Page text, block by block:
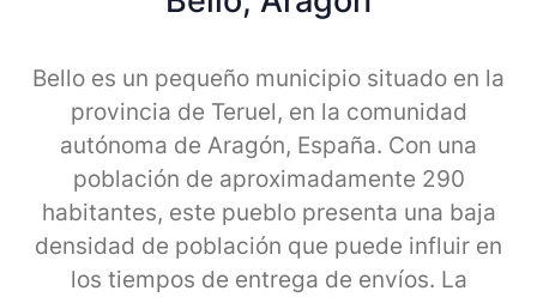
Bello es un pequeño municipio situado en la
provincia de Teruel, en la comunidad
autónoma de Aragón, España. Con una
población de aproximadamente 290
habitantes, este pueblo presenta una baja
densidad de población que puede influir en
los tiempos de entrega de envíos. La